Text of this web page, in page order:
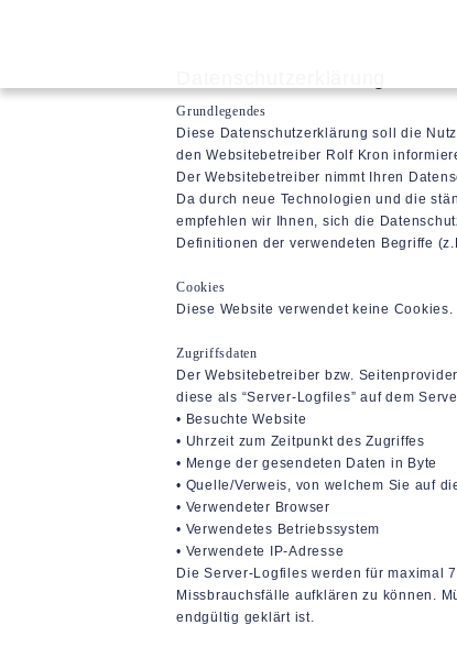
Grundlegendes
Diese Datenschutzerklärung soll die
den Websitebetreiber Rolf Kron
Der Websitebetreiber nimmt Ihren
Da durch neue Technologien und die
empfehlen wir Ihnen, sich die
Definitionen der verwendeten Begriffe
Cookies
Diese Website verwendet keine Cookies.
Zugriffsdaten
Der Websitebetreiber bzw.
diese als “Server-Logfiles” auf dem
• Besuchte Website
• Uhrzeit zum Zeitpunkt des Zugriffes
• Menge der gesendeten Daten in Byte
• Quelle/Verweis, von welchem Sie auf
• Verwendeter Browser
• Verwendetes Betriebssystem
• Verwendete IP-Adresse
Die Server-Logfiles werden für maximal
Missbrauchsfälle aufklären zu können.
endgültig geklärt ist.